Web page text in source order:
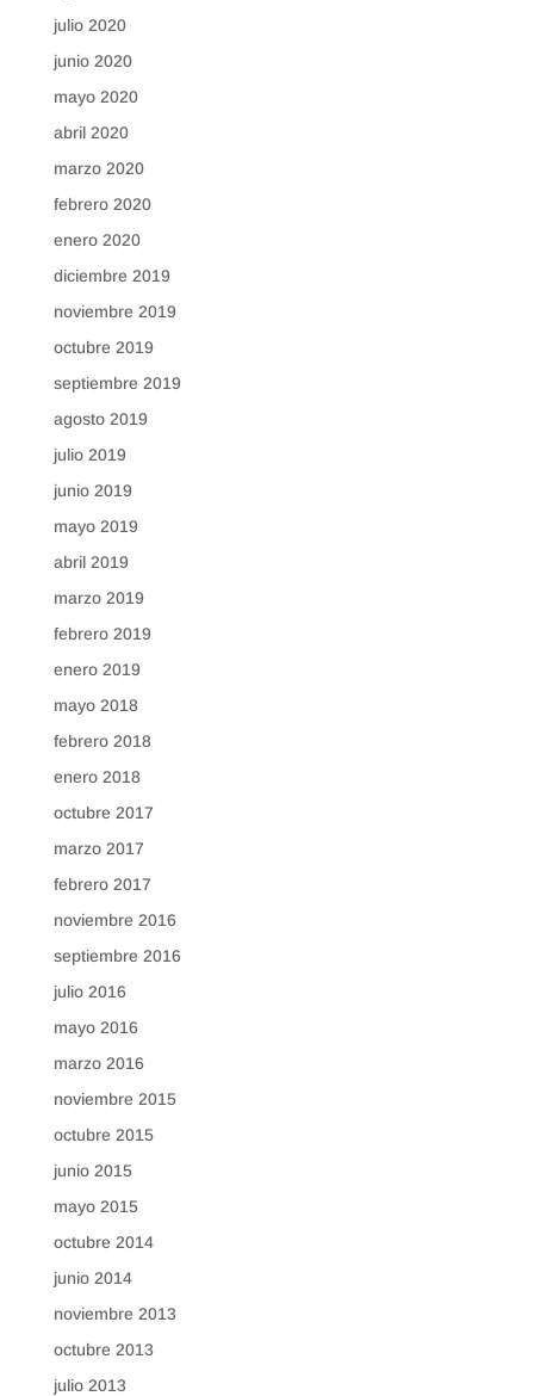
julio 2020
junio 2020
mayo 2020
abril 2020
marzo 2020
febrero 2020
enero 2020
diciembre 2019
noviembre 2019
octubre 2019
septiembre 2019
agosto 2019
julio 2019
junio 2019
mayo 2019
abril 2019
marzo 2019
febrero 2019
enero 2019
mayo 2018
febrero 2018
enero 2018
octubre 2017
marzo 2017
febrero 2017
noviembre 2016
septiembre 2016
julio 2016
mayo 2016
marzo 2016
noviembre 2015
octubre 2015
junio 2015
mayo 2015
octubre 2014
junio 2014
noviembre 2013
octubre 2013
julio 2013